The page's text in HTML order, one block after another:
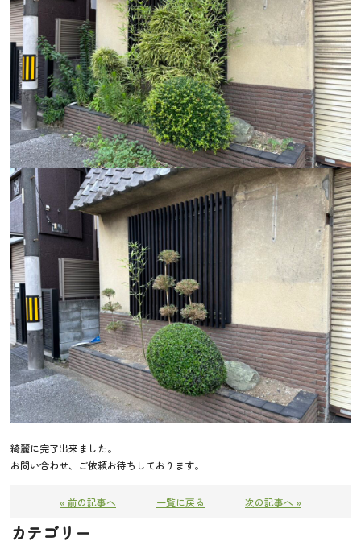
綺麗に完了出来ました。
お問い合わせ、ご依頼お待ちしております。
« 前の記事へ 一覧に戻る 次の記事へ »
カテゴリー